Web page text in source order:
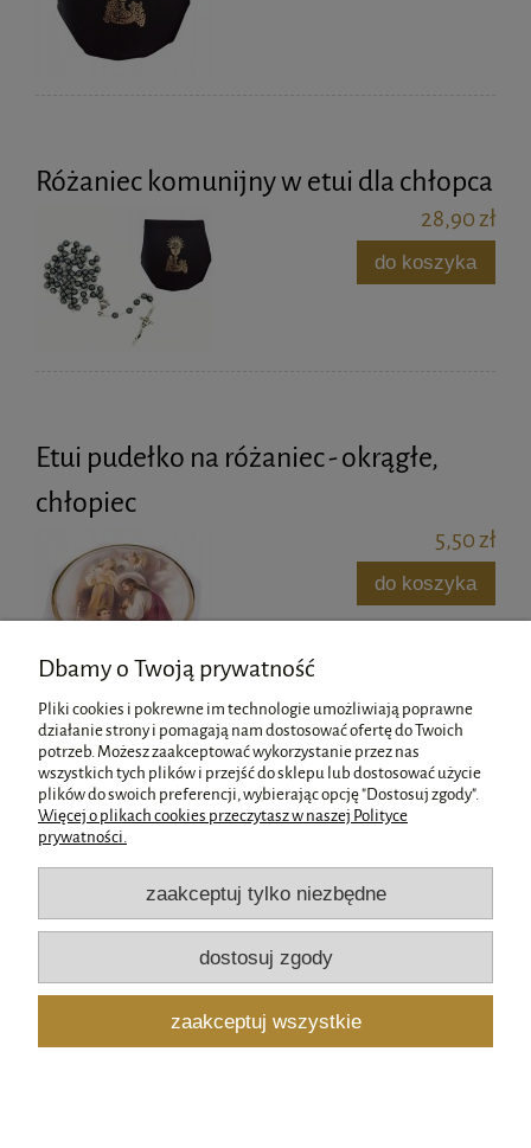
Różaniec komunijny w etui dla chłopca
28,90 zł
do koszyka
Etui pudełko na różaniec - okrągłe,
chłopiec
5,50 zł
do koszyka
Pomoc
Płatności i dostawa
Informacje
O nas
Dbamy o Twoją prywatność
Pliki cookies i pokrewne im technologie umożliwiają poprawne
działanie strony i pomagają nam dostosować ofertę do Twoich
potrzeb. Możesz zaakceptować wykorzystanie przez nas
wszystkich tych plików i przejść do sklepu lub dostosować użycie
plików do swoich preferencji, wybierając opcję "Dostosuj zgody".
Więcej o plikach cookies przeczytasz w naszej Polityce
prywatności.
zaakceptuj tylko niezbędne
dostosuj zgody
zaakceptuj wszystkie